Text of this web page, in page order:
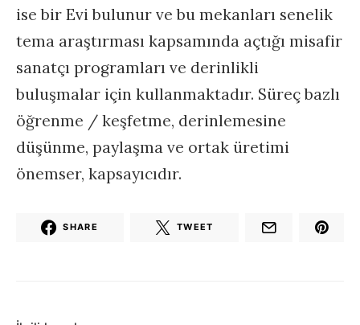
ise bir Evi bulunur ve bu mekanları senelik
tema araştırması kapsamında açtığı misafir
sanatçı programları ve derinlikli
buluşmalar için kullanmaktadır. Süreç bazlı
öğrenme / keşfetme, derinlemesine
düşünme, paylaşma ve ortak üretimi
önemser, kapsayıcıdır.
SHARE TWEET